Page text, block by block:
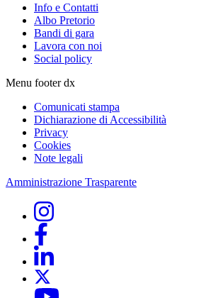
Info e Contatti
Albo Pretorio
Bandi di gara
Lavora con noi
Social policy
Menu footer dx
Comunicati stampa
Dichiarazione di Accessibilità
Privacy
Cookies
Note legali
Amministrazione Trasparente